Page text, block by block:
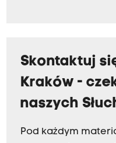
Skontaktuj
Kraków -
naszych
Pod każdym